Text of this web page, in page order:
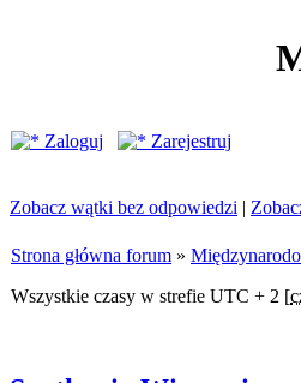
Zaloguj
Zarejestruj
Zobacz wątki bez odpowiedzi |
Strona główna forum »
Wszystkie czasy w strefie UTC + 2 [